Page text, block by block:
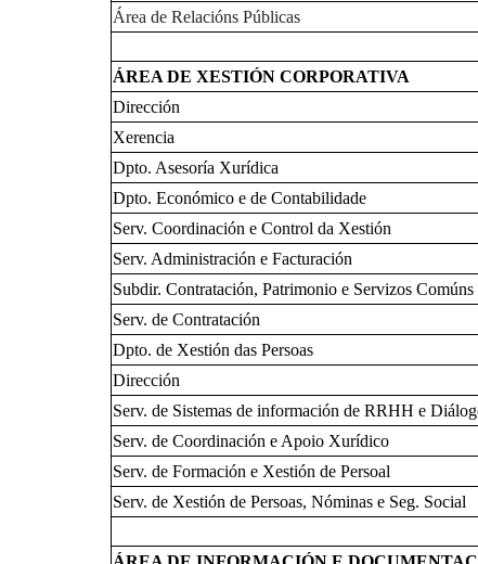
Área de Relacións Públicas
ÁREA DE XESTIÓN CORPORATIVA
Dirección
Xerencia
Dpto. Asesoría Xurídica
Dpto. Económico e de Contabilidade
Serv. Coordinación e Control da Xestión
Serv. Administración e Facturación
Subdir. Contratación, Patrimonio e Servizos Comúns
Serv. de Contratación
Dpto. de Xestión das Persoas
Dirección
Serv. de Sistemas de información de RRHH e
Serv. de Coordinación e Apoio Xurídico
Serv. de Formación e Xestión de Persoal
Serv. de Xestión de Persoas, Nóminas e Seg. Social